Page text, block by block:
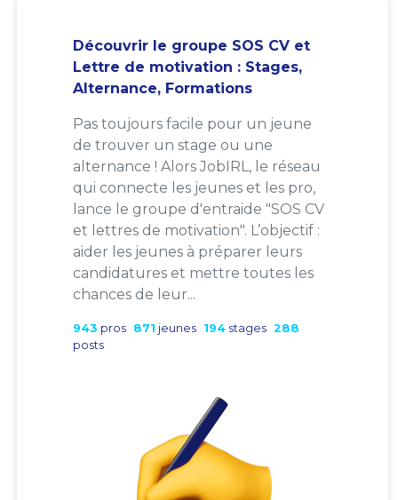
Découvrir le groupe SOS CV et
Lettre de motivation : Stages,
Alternance, Formations
Pas toujours facile pour un jeune
de trouver un stage ou une
alternance ! Alors JobIRL, le réseau
qui connecte les jeunes et les pro,
lance le groupe d'entraide "SOS CV
et lettres de motivation". L’objectif :
aider les jeunes à préparer leurs
candidatures et mettre toutes les
chances de leur...
943 pros 871 jeunes 194 stages 288
posts